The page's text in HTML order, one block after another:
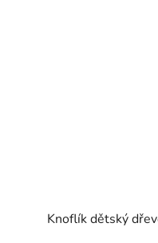
Knoflík dětský